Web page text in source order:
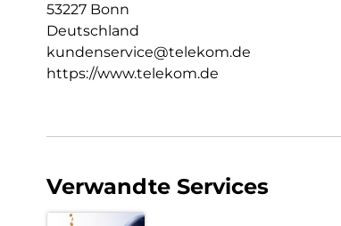
53227 Bonn
Deutschland
kundenservice@telekom.de
https://www.telekom.de
Verwandte Services